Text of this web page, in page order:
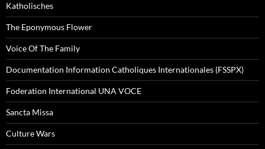
Katholisches
The Eponymous Flower
Voice Of The Family
Documentation Information Catholiques Internationales (FSSPX)
Foderation International UNA VOCE
Sancta Missa
Culture Wars